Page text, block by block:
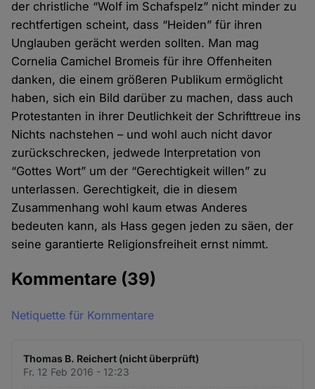
der christliche “Wolf im Schafspelz” nicht minder zu
rechtfertigen scheint, dass “Heiden” für ihren
Unglauben gerächt werden sollten. Man mag
Cornelia Camichel Bromeis für ihre Offenheiten
danken, die einem größeren Publikum ermöglicht
haben, sich ein Bild darüber zu machen, dass auch
Protestanten in ihrer Deutlichkeit der Schrifttreue ins
Nichts nachstehen – und wohl auch nicht davor
zurückschrecken, jedwede Interpretation von
“Gottes Wort” um der “Gerechtigkeit willen” zu
unterlassen. Gerechtigkeit, die in diesem
Zusammenhang wohl kaum etwas Anderes
bedeuten kann, als Hass gegen jeden zu säen, der
seine garantierte Religionsfreiheit ernst nimmt.
Kommentare (39)
Netiquette für Kommentare
Thomas B. Reichert (nicht überprüft)
Fr. 12 Feb 2016 - 12:23